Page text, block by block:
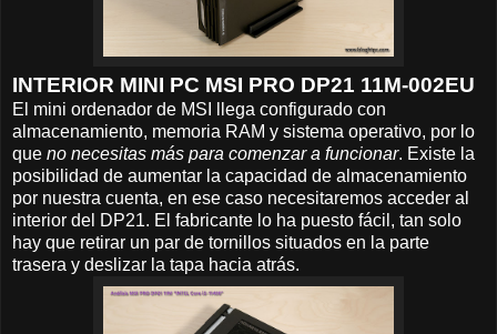
INTERIOR MINI PC MSI PRO DP21 11M-002EU
El mini ordenador de MSI llega configurado con
almacenamiento, memoria RAM y sistema operativo, por lo
que no necesitas más para comenzar a funcionar. Existe la
posibilidad de aumentar la capacidad de almacenamiento
por nuestra cuenta, en ese caso necesitaremos acceder al
interior del DP21. El fabricante lo ha puesto fácil, tan solo
hay que retirar un par de tornillos situados en la parte
trasera y deslizar la tapa hacia atrás.